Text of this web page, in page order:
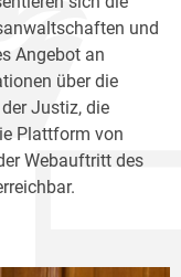
und
Angebot an
über die
Justiz, die
Plattform von
Webauftritt des